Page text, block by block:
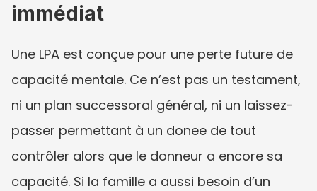
immédiat
Une LPA est conçue pour une perte future de
capacité mentale. Ce n’est pas un testament,
ni un plan successoral général, ni un laissez-
passer permettant à un donee de tout
contrôler alors que le donneur a encore sa
capacité. Si la famille a aussi besoin d’un